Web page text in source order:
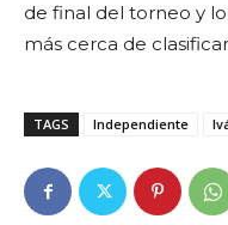
de final del torneo y
más cerca de
TAGS Independiente